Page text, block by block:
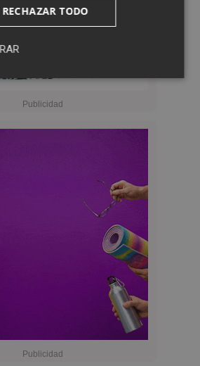
RECHAZAR TODO